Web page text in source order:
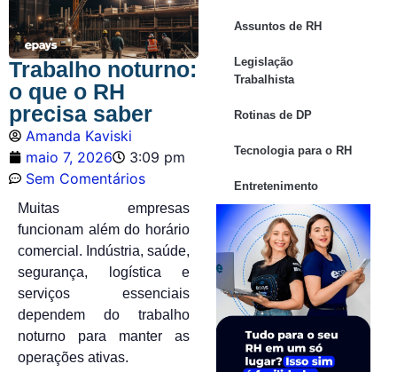
Trabalho noturno:
o que o RH
precisa saber
Amanda Kaviski
maio 7, 2026
3:09 pm
Sem Comentários
Muitas empresas
funcionam além do horário
comercial. Indústria, saúde,
segurança, logística e
serviços essenciais
dependem do trabalho
noturno para manter as
operações ativas.
Assuntos de RH
Legislação
Trabalhista
Rotinas de DP
Tecnologia para o RH
Entretenimento